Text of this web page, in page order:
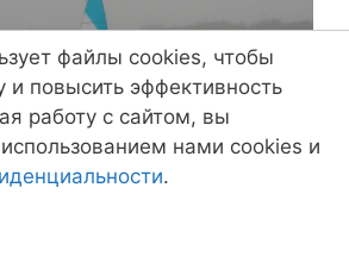
смены практики. Хотя
файлы cookies, чтобы
и повысить эффективность
работу с сайтом, вы
нами cookies и
.